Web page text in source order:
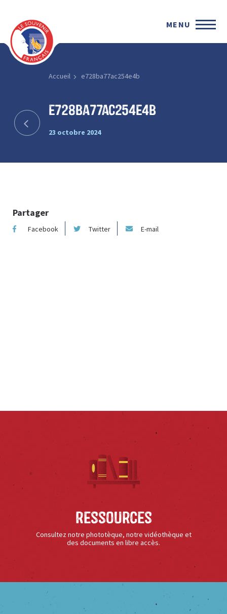
MENU
Accueil e728ba77ac254e4b
e728ba77ac254e4b
23 octobre 2024
Partager
Facebook Twitter E-mail
Ressources
Consultez notre phototèque, notre vidéothèque et
des documents en libre accès.